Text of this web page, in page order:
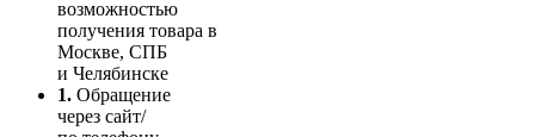
возможностью
получения товара в
Москве, СПБ
и Челябинске
1. Обращение
через сайт/